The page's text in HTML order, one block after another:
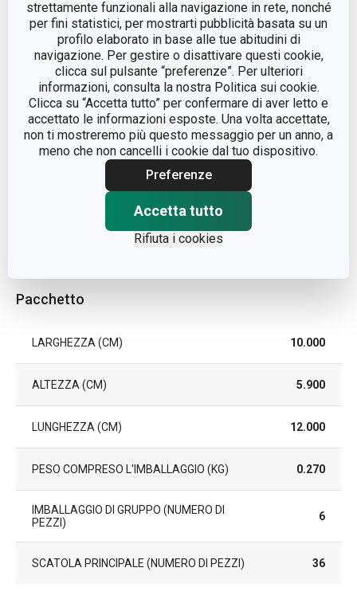
strettamente funzionali alla navigazione in rete, nonché
per fini statistici, per mostrarti pubblicità basata su un
profilo elaborato in base alle tue abitudini di
navigazione. Per gestire o disattivare questi cookie,
clicca sul pulsante “preferenze”. Per ulteriori
informazioni, consulta la nostra Politica sui cookie.
Clicca su “Accetta tutto” per confermare di aver letto e
accettato le informazioni esposte. Una volta accettate,
non ti mostreremo più questo messaggio per un anno, a
meno che non cancelli i cookie dal tuo dispositivo.
Preferenze
Accetta tutto
Rifiuta i cookies
MATERIALE porcellana
TIPO tazza
COLORE Bianco
LAVAGGIO IN LAVASTOVIGLIE
8595028430202
DURATA DELLA GARANZIA (IN
Pacchetto
LARGHEZZA (CM) 10.000
ALTEZZA (CM) 5.900
LUNGHEZZA (CM) 12.000
PESO COMPRESO L'IMBALLAGGIO (KG) 0.270
IMBALLAGGIO DI GRUPPO (NUMERO DI
PEZZI)
6
SCATOLA PRINCIPALE (NUMERO DI PEZZI) 36